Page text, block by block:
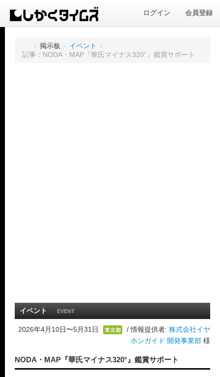
ログイン 会員登録
» 掲示板 » イベント »
記事：NODA・MAP『華氏マイナス320°』鑑賞サポート
イベント EVENT
2026年4月10日〜5月31日 東京都 / 情報提供者: 株式会社イヤ
ホンガイド 開発事業部 様
NODA・MAP『華氏マイナス320°』鑑賞サポート